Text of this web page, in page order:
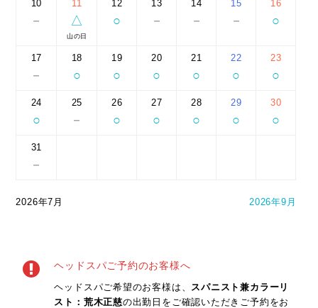
10
－
11
△
山の日
12
○
13
－
14
－
15
－
16
○
17
－
18
○
19
○
20
○
21
○
22
○
23
○
24
○
25
－
26
○
27
○
28
○
29
○
30
○
31
－
2026年7月 2026年9月
ヘッドスパご予約のお客様へ
ヘッドスパご希望のお客様は、
スパニスト兼カラーリ
スト：荒木正慈の出勤日をご確認いただきご予約をお